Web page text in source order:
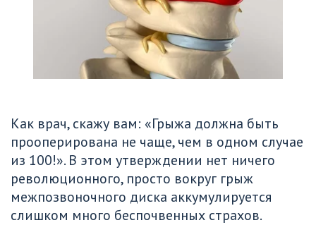
Как врач, скажу вам: «Грыжа должна быть
прооперирована не чаще, чем в одном случае
из 100!». В этом утверждении нет ничего
революционного, просто вокруг грыж
межпозвоночного диска аккумулируется
слишком много беспочвенных страхов.